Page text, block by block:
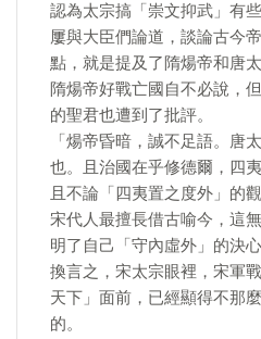
認為太宗搞「崇文抑武」有
屢與大臣們論道，談論古今
點，就是提及了隋煬帝和唐太
隋煬帝好戰亡國自不必說，
的聖君也遭到了批評。
「煬帝昏暗，誠不足語。唐
也。且治國在乎修德爾，四
且不論「四夷置之度外」的
宋代人最擅長借古喻今，這
明了自己「守內虛外」的決心
換言之，宋太宗眼裡，宋軍
天下」面前，已經顯得不那
的。